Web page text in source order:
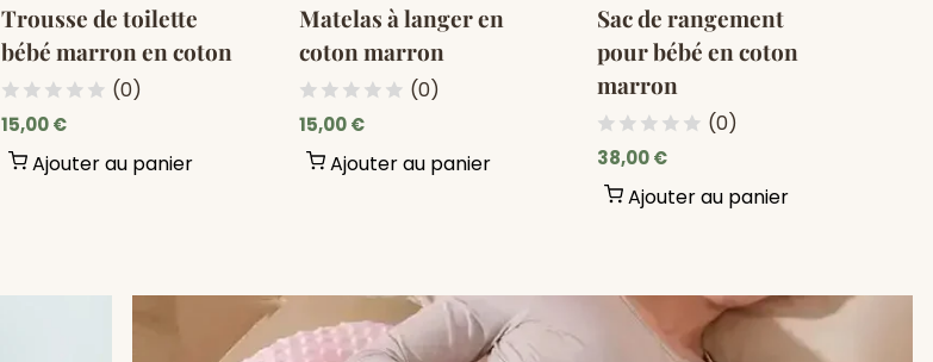
Trousse de toilette
bébé marron en coton
(0)
15,00 €
Ajouter au panier
Matelas à langer en
coton marron
(0)
15,00 €
Ajouter au panier
Sac de rangement
pour bébé en coton
marron
(0)
38,00 €
Ajouter au panier